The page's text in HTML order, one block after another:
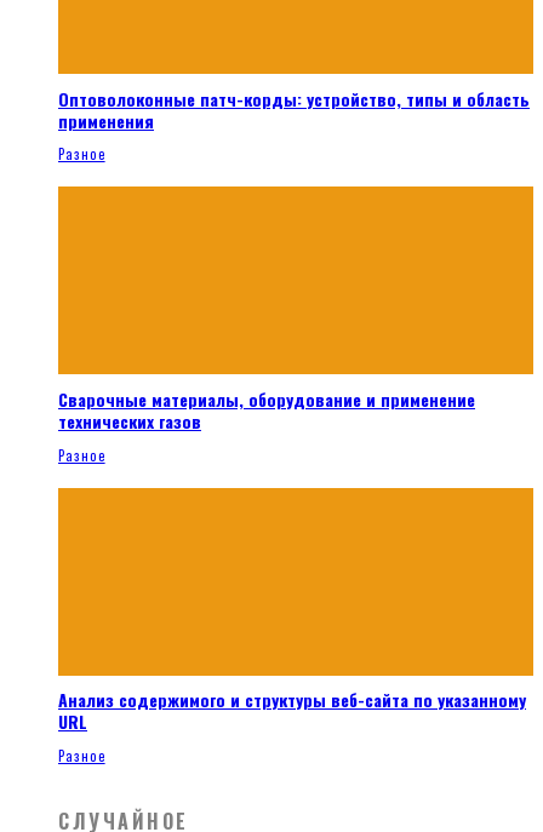
Оптоволоконные патч-корды: устройство, типы и область
применения
Разное
Сварочные материалы, оборудование и применение
технических газов
Разное
Анализ содержимого и структуры веб-сайта по указанному
URL
Разное
СЛУЧАЙНОЕ